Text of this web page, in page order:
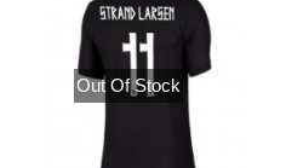
Out Of Stock